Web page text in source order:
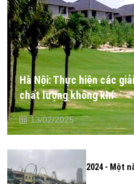
Hà Nội: Thực hiện các
chất lượng không khí
13/02/2025
2024 - Một